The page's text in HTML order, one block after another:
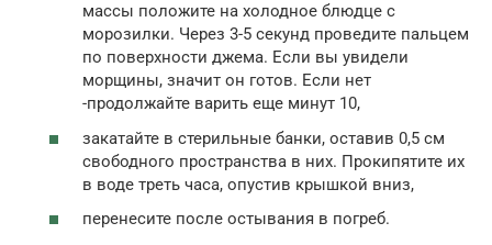
массы положите на холодное блюдце с
морозилки. Через 3-5 секунд проведите пальцем
по поверхности джема. Если вы увидели
морщины, значит он готов. Если нет
-продолжайте варить еще минут 10,
закатайте в стерильные банки, оставив 0,5 см
свободного пространства в них. Прокипятите их
в воде треть часа, опустив крышкой вниз,
перенесите после остывания в погреб.